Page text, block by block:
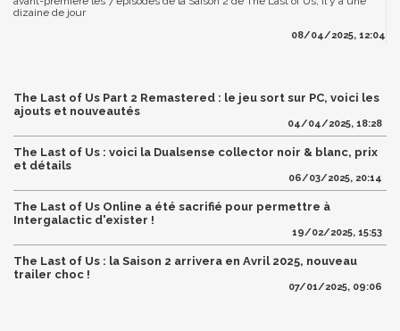
dizaine de jour
08/04/2025, 12:04
The Last of Us Part 2 Remastered : le jeu sort sur PC, voici les
ajouts et nouveautés
04/04/2025, 18:28
The Last of Us : voici la Dualsense collector noir & blanc, prix
et détails
06/03/2025, 20:14
The Last of Us Online a été sacrifié pour permettre à
Intergalactic d'exister !
19/02/2025, 15:53
The Last of Us : la Saison 2 arrivera en Avril 2025, nouveau
trailer choc !
07/01/2025, 09:06